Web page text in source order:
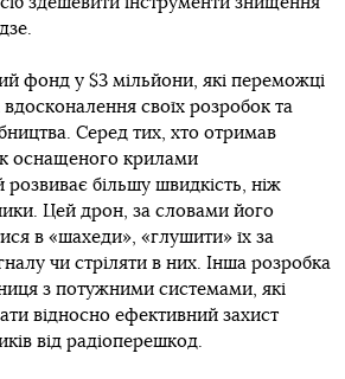
фонд у $3 мільйони, які переможці
своїх розробок та
Серед тих, хто отримав
оснащеного крилами
більшу швидкість, ніж
Цей дрон, за словами його
в «шахеди», «глушити» їх за
чи стріляти в них. Інша розробка
з потужними системами, які
відносно ефективний захист
від радіоперешкод.